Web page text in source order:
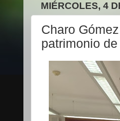
MIÉRCOLES, 4
Charo
patrimonio